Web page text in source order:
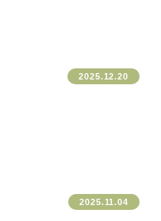
2025.12.20
2025.11.04